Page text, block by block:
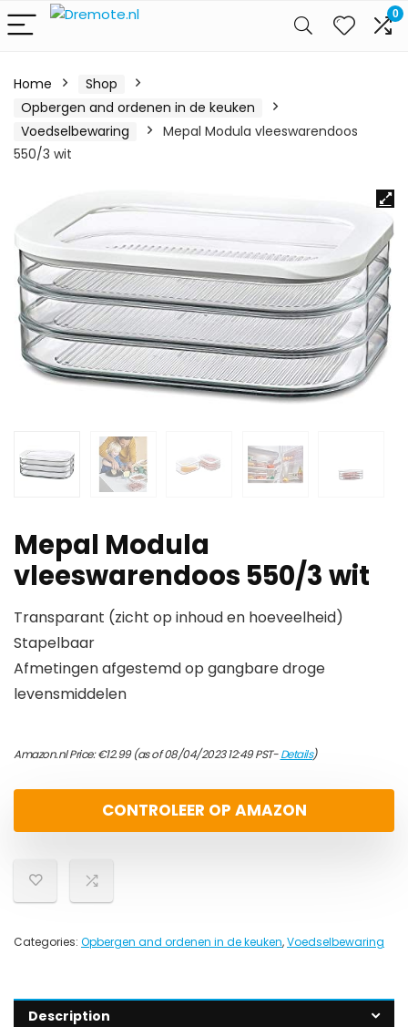
0
Home
Shop
Opbergen and ordenen in de keuken
Voedselbewaring
Mepal Modula vleeswarendoos
550/3 wit
Mepal Modula
vleeswarendoos 550/3 wit
Transparant (zicht op inhoud en hoeveelheid)
Stapelbaar
Afmetingen afgestemd op gangbare droge
levensmiddelen
Amazon.nl Price:€12.99(as of 08/04/2023 12:49 PST-Details)
CONTROLEER OP AMAZON
Categories: Opbergen and ordenen in de keuken,Voedselbewaring
Description